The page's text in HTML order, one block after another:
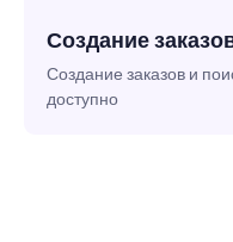
Создание
Создание заказов и
доступно